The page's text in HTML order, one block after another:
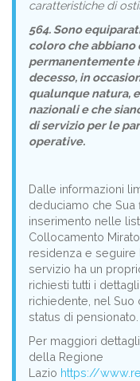
caratteristiche di
564. Sono
coloro che
permanentemente
decesso, in
qualunque natura,
nazionali e che
di servizio per le
operative.
Dalle informazioni
deduciamo che Sua
inserimento nelle
Collocamento
residenza e seguire
servizio ha un
richiesti tutti i
richiedente, nel Suo
status di pensionato.
Per maggiori
della Regione
Lazio https://